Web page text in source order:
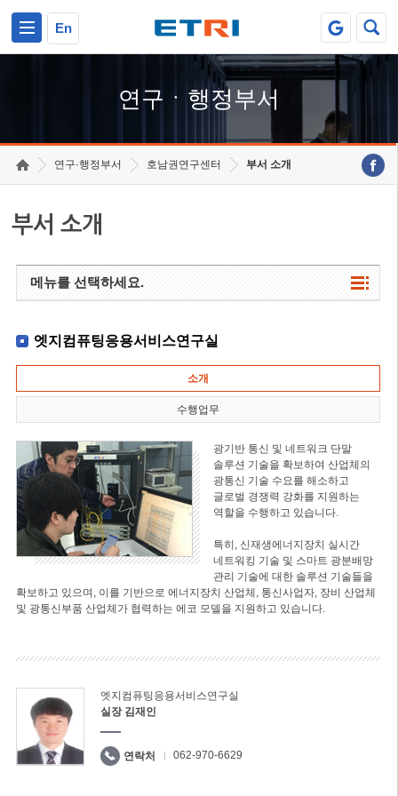
En
연구ㆍ행정부서
연구·행정부서 호남권연구센터 부서 소개
부서 소개
메뉴를 선택하세요.
엣지컴퓨팅응용서비스연구실
소개
수행업무
광기반 통신 및 네트워크 단말
솔루션 기술을 확보하여 산업체의
광통신 기술 수요를 해소하고
글로벌 경쟁력 강화를 지원하는
역할을 수행하고 있습니다.
특히, 신재생에너지장치 실시간
네트워킹 기술 및 스마트 광분배망
관리 기술에 대한 솔루션 기술들을
확보하고 있으며, 이를 기반으로 에너지장치 산업체, 통신사업자, 장비 산업체
및 광통신부품 산업체가 협력하는 에코 모델을 지원하고 있습니다.
엣지컴퓨팅응용서비스연구실
실장 김재인
연락처 062-970-6629